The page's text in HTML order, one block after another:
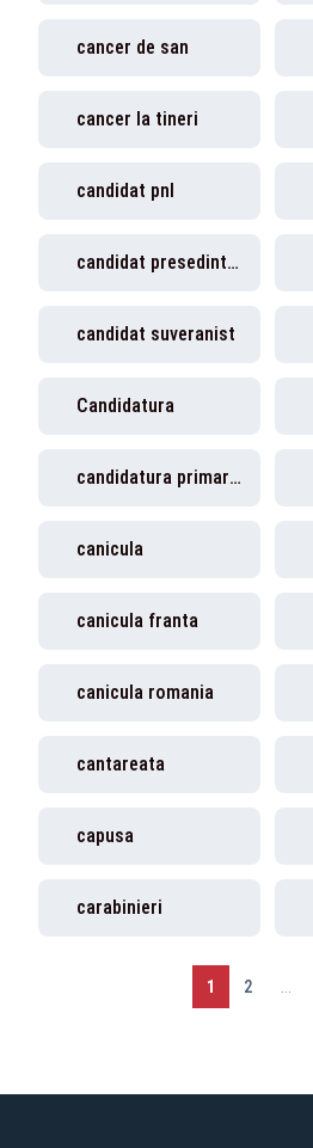
cancer de san
cancer la tineri
candidat pnl
candidat presedintie sua
candidat suveranist
Candidatura
candidatura primaria capitalei
canicula
canicula franta
canicula romania
cantareata
capusa
carabinieri
1 2